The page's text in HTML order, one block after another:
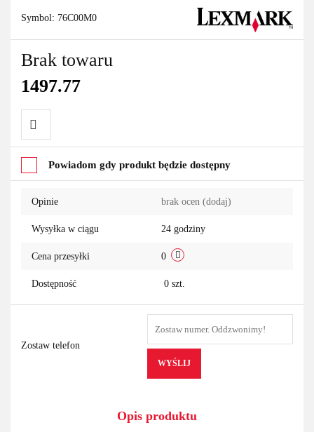
Symbol: 76C00M0
Brak towaru
1497.77
Do
Powiadom gdy produkt będzie dostępny
Opinie brak ocen (dodaj)
Wysyłka w ciągu 24 godziny
Cena przesyłki 0
Dostępność 0 szt.
Zostaw telefon
WYŚLIJ
Opis produktu